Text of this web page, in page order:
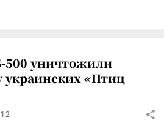
уничтожили
украинских «Птиц
12